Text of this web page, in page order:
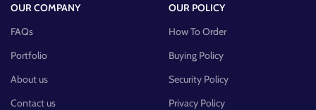
OUR COMPANY
FAQs
Portfolio
About us
Contact us
OUR POLICY
How To Order
Buying Policy
Security Policy
Privacy Policy